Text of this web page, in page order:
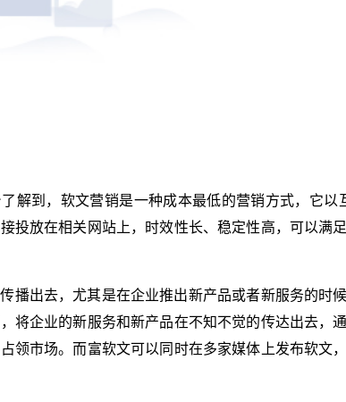
了解到， 软文营销是一种成本最低的营销方式，它以
投放在相关网站上， 时效性长、稳定性高，可以满
传播出去，尤其是在企业推出新产品或者新服务的时
将企业的新服务和新产品在不知不觉的传达出去，
领市场。而富软文可以同时在多家媒体 上发布软文